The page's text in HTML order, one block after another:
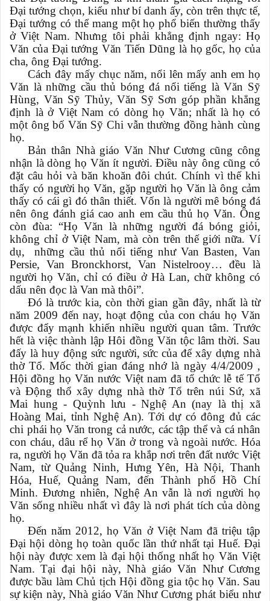
Đại tướng chọn, kiểu như bí danh ấy, còn trên thực tế,
Đại tướng có thể mang một họ phổ biến thường thấy
ở Việt Nam. Nhưng tôi phải khẳng định ngay: Họ
Văn của Đại tướng Văn Tiến Dũng là họ gốc, họ của
cha, ông Đại tướng.
Cách đây mấy chục năm, nổi lên mấy anh em họ
Văn là những cầu thủ bóng đá nổi tiếng là Văn Sỹ
Hùng, Văn Sỹ Thủy, Văn Sỹ Sơn góp phần khẳng
định là ở Việt Nam có dòng họ Văn; nhất là họ có
một ông bố Văn Sỹ Chi vẫn thường đồng hành cùng
họ.
Bản thân Nhà giáo Văn Như Cương cũng công
nhận là dòng họ Văn ít người. Điều này ông cũng có
đặt câu hỏi và băn khoăn đôi chút. Chính vì thế khi
thấy có người họ Văn, gặp người họ Văn là ông cảm
thấy có cái gì đó thân thiết. Vốn là người mê bóng đá
nên ông đánh giá cao anh em cầu thủ họ Văn. Ông
còn đùa: “Họ Văn là những người đá bóng giỏi,
không chỉ ở Việt Nam, mà còn trên thế giới nữa. Ví
dụ, những cầu thủ nổi tiếng như Van Basten, Van
Persie, Van Bronckhorst, Van Nistelrooy… đều là
người họ Văn, chỉ có điều ở Hà Lan, chữ không có
dấu nên đọc là Van mà thôi”.
Đó là trước kia, còn thời gian gần đây, nhất là từ
năm 2009 đến nay, hoạt động của con cháu họ Văn
được đẩy mạnh khiến nhiều người quan tâm. Trước
hết là việc thành lập Hôi đồng Văn tộc lâm thời. Sau
đấy là huy động sức người, sức của để xây dựng nhà
thờ Tổ. Mốc thời gian đáng nhớ là ngày 4/4/2009 ,
Hội đồng họ Văn nước Việt nam đã tổ chức lễ tế Tổ
và Động thổ xây dựng nhà thờ Tổ trên núi Sứ, xã
Mai hung - Quỳnh lưu - Nghệ An (nay là thị xã
Hoàng Mai, tỉnh Nghệ An). Tới dự có đông đủ các
chi phái họ Văn trong cả nước, các tập thể và cá nhân
con cháu, dâu rể họ Văn ở trong và ngoài nước. Hóa
ra, người họ Văn đã tỏa ra khắp nơi trên đất nước Việt
Nam, từ Quảng Ninh, Hưng Yên, Hà Nội, Thanh
Hóa, Huế, Quảng Nam, đến Thành phố Hồ Chí
Minh. Đương nhiên, Nghệ An vẫn là nơi người họ
Văn sống nhiều nhất vì đây là nơi phát tích của dòng
họ.
Đến năm 2012, họ Văn ở Việt Nam đã triệu tập
Đại hội dòng họ toàn quốc lần thứ nhất tại Huế. Đại
hội này được xem là đại hội thống nhất họ Văn Việt
Nam. Tại đại hội này, Nhà giáo Văn Như Cương
được bầu làm Chủ tịch Hội đồng gia tộc họ Văn. Sau
sự kiện này, Nhà giáo Văn Như Cương phát biểu như